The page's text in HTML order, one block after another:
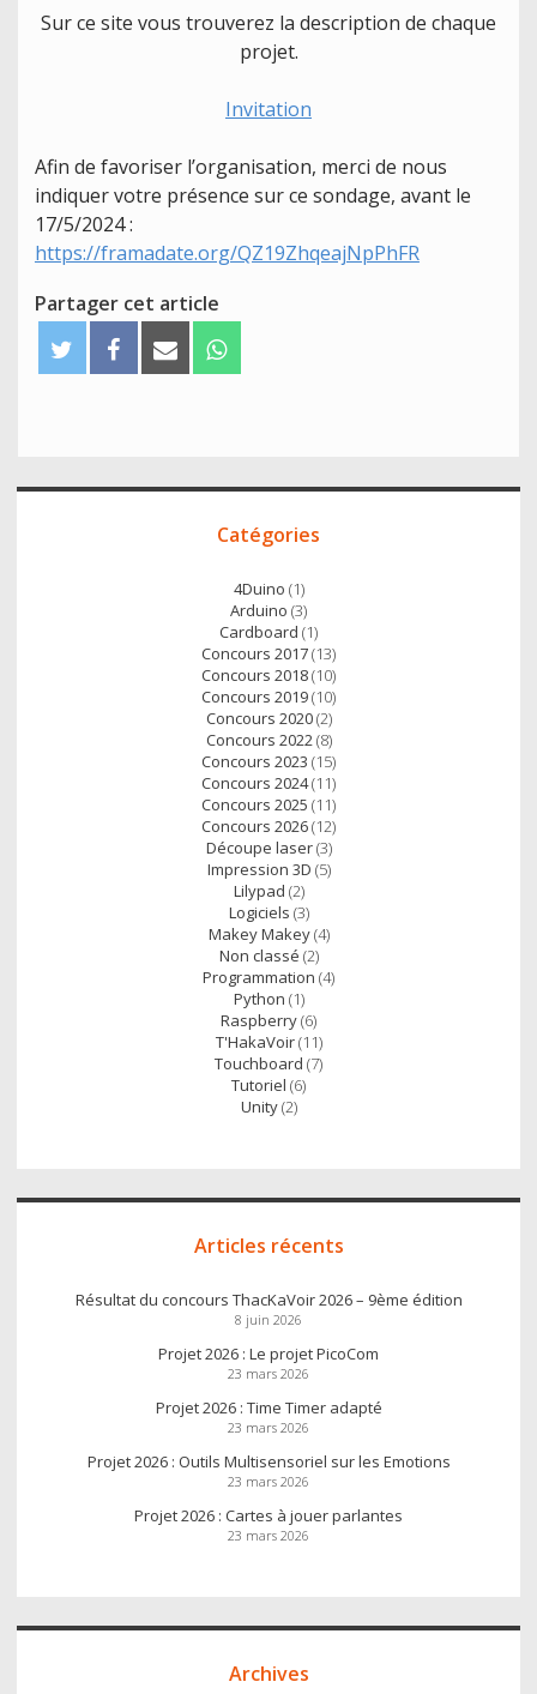
Sur ce site vous trouverez la description de chaque
projet.
Invitation
Afin de favoriser l’organisation, merci de nous
indiquer votre présence sur ce sondage, avant le
17/5/2024 :
https://framadate.org/QZ19ZhqeajNpPhFR
Partager cet article
w
e
a
o
m
h
A
p
Accès
Catégories
4Duino (1)
Arduino (3)
Cardboard (1)
Concours 2017(13)
Concours 2018(10)
Concours 2019(10)
Concours 2020(2)
Concours 2022(8)
Concours 2023 (15)
Concours 2024(11)
Concours 2025 (11)
Concours 2026(12)
Découpe laser(3)
Impression 3D (5)
Lilypad (2)
Logiciels (3)
Makey Makey(4)
Non classé (2)
Programmation (4)
Python (1)
Raspberry(6)
T'HakaVoir(11)
Touchboard (7)
Tutoriel (6)
Unity(2)
Articles récents
Résultat du concours ThacKaVoir 2026 – 9ème édition
8 juin 2026
Projet 2026 : Le projet PicoCom
23 mars 2026
Projet 2026 : Time Timer adapté
23 mars 2026
Projet 2026 : Outils Multisensoriel sur les Emotions
23 mars 2026
Projet 2026 : Cartes à jouer parlantes
23 mars 2026
Archives